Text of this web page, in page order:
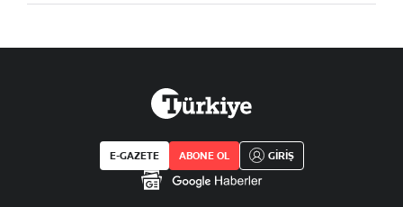
E-GAZETE ABONE OL GİRİŞ